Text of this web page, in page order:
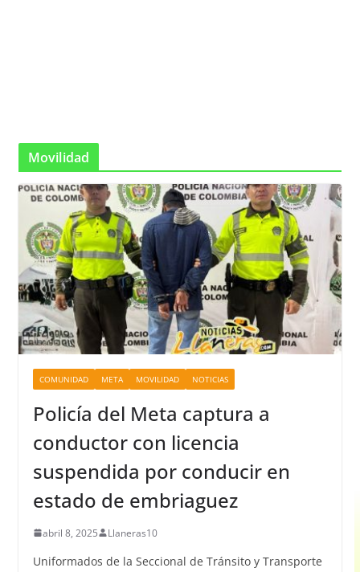
Movilidad
COMUNIDAD META MOVILIDAD NOTICIAS
Policía del Meta captura a
conductor con licencia
suspendida por conducir en
estado de embriaguez
abril 8, 2025 Llaneras10
Uniformados de la Seccional de Tránsito y Transporte